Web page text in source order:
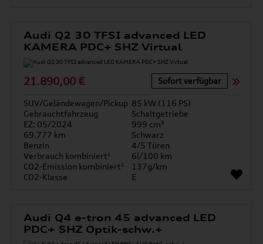
Audi Q2 30 TFSI advanced LED
KAMERA PDC+ SHZ Virtual
21.890,00 € Sofort verfügbar
SUV/Geländewagen/Pickup 85 kW (116 PS)
Gebrauchtfahrzeug
Schaltgetriebe
EZ: 05/2024
999 cm³
69.777 km
Schwarz
Benzin
4/5 Türen
Verbrauch kombiniert¹
6l/100 km
CO2-Emission kombiniert¹
137g/km
CO2-Klasse
E
Audi Q4 e-tron 45 advanced LED
PDC+ SHZ Optik-schw.+